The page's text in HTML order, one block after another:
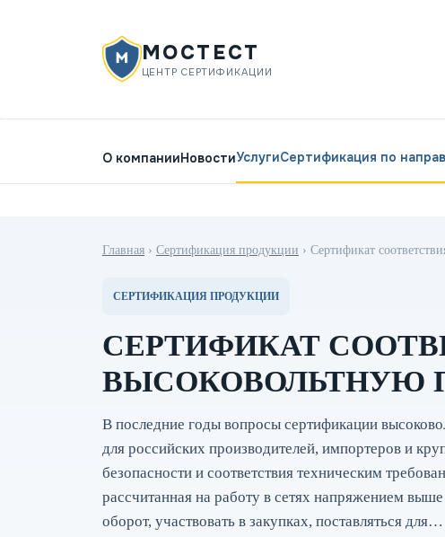
МОСТЕСТ
ЦЕНТР СЕРТИФИКАЦИИ
О компанииНовостиУслугиСертификация по
Главная › Сертификация продукции › Сертификат
СЕРТИФИКАЦИЯ ПРОДУКЦИИ
СЕРТИФИКАТ
ВЫСОКОВОЛЬТНУЮ
В последние годы вопросы сертификации
для российских производителей, импортеров и
безопасности и соответствия техническим
рассчитанная на работу в сетях напряжением
оборот, участвовать в закупках, поставляться для…